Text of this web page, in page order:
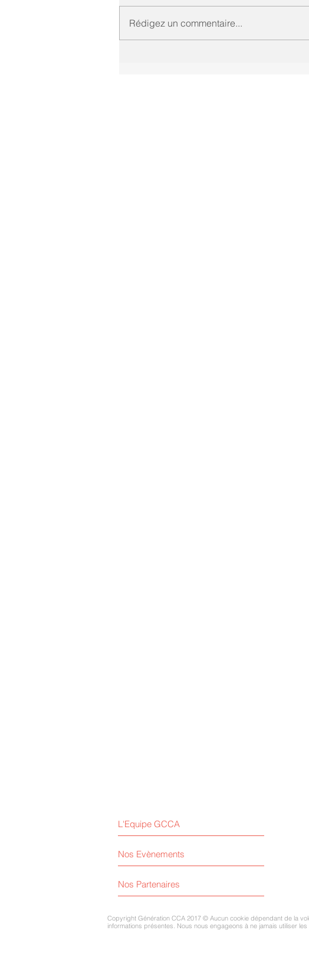
Rédigez un commentaire...
L'Equipe GCCA
Nos Evènements
Nos Partenaires
Copyright Génération CCA 2017 © Aucun cookie dépendant de la
informations présentes. Nous nous engageons à ne jamais utiliser